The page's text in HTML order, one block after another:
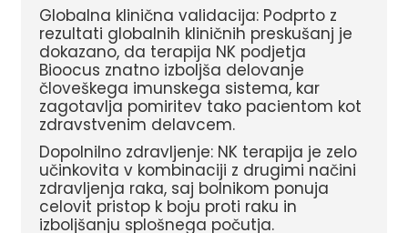
Globalna klinična validacija: Podprto z
rezultati globalnih kliničnih preskušanj je
dokazano, da terapija NK podjetja
Bioocus znatno izboljša delovanje
človeškega imunskega sistema, kar
zagotavlja pomiritev tako pacientom kot
zdravstvenim delavcem.
Dopolnilno zdravljenje: NK terapija je zelo
učinkovita v kombinaciji z drugimi načini
zdravljenja raka, saj bolnikom ponuja
celovit pristop k boju proti raku in
izboljšanju splošnega počutja.